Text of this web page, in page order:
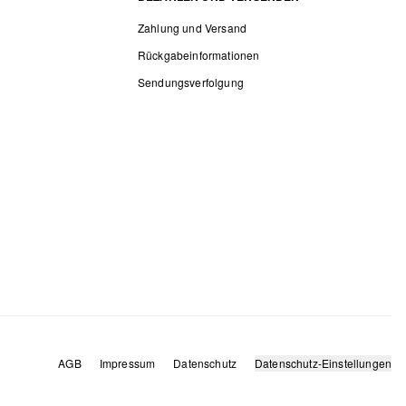
Zahlung und Versand
Rückgabeinformationen
Sendungsverfolgung
AGB Impressum Datenschutz Datenschutz-Einstellungen